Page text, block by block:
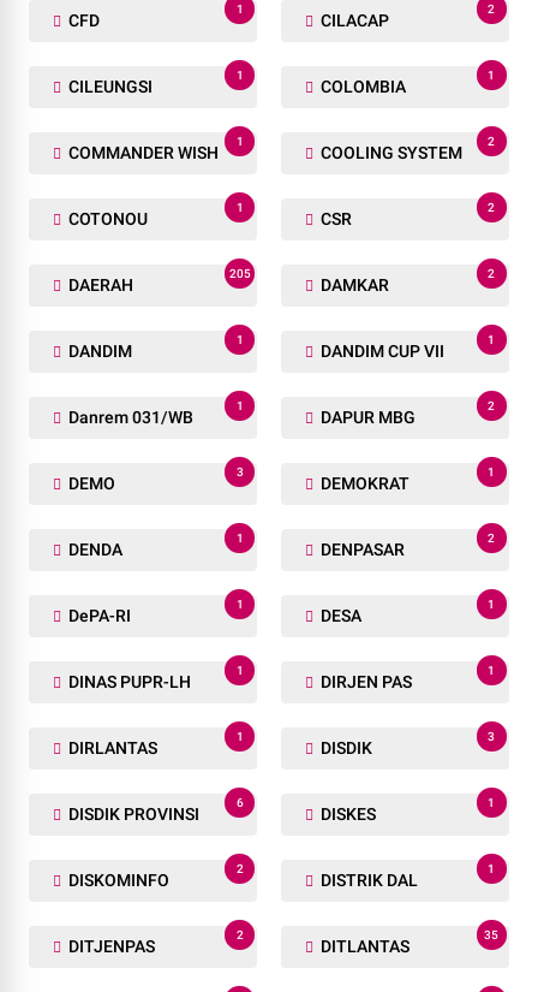
CFD
1
CILACAP
2
CILEUNGSI
1
COLOMBIA
1
COMMANDER WISH
1
COOLING SYSTEM
2
COTONOU
1
CSR
2
DAERAH
205
DAMKAR
2
DANDIM
1
DANDIM CUP VII
1
Danrem 031/WB
1
DAPUR MBG
2
DEMO
3
DEMOKRAT
1
DENDA
1
DENPASAR
2
DePA-RI
1
DESA
1
DINAS PUPR-LH
1
DIRJEN PAS
1
DIRLANTAS
1
DISDIK
3
DISDIK PROVINSI
6
DISKES
1
DISKOMINFO
2
DISTRIK DAL
1
DITJENPAS
2
DITLANTAS
35